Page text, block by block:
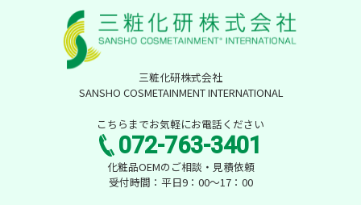
三粧化研株式会社
SANSHO COSMETAINMENT INTERNATIONAL
こちらまでお気軽にお電話ください
072-763-3401
化粧品OEMのご相談・見積依頼
受付時間：平日9：00～17：00